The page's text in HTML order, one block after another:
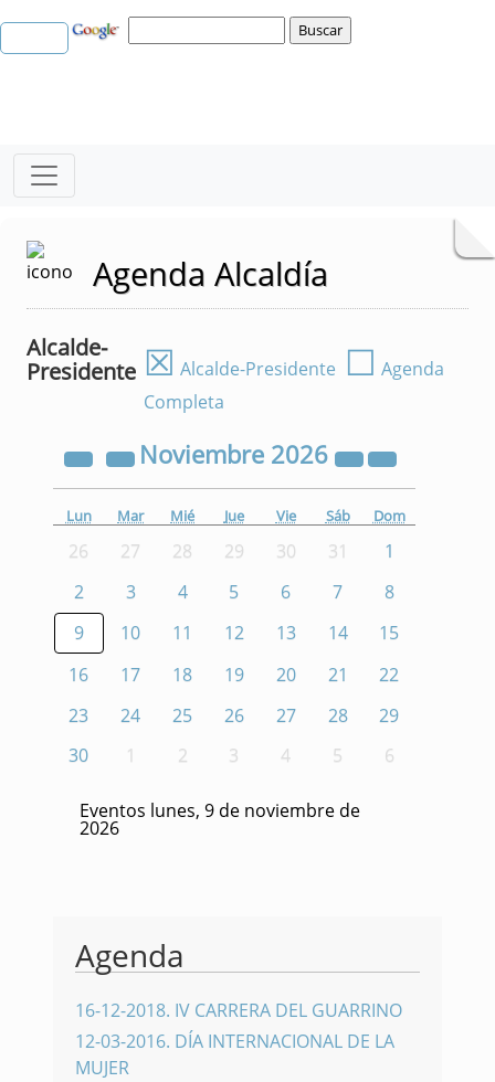
Agenda Alcaldía
Alcalde-
Presidente ☒ Alcalde-Presidente ☐ Agenda
Completa
Noviembre 2026
Lun Mar Mié Jue Vie Sáb Dom
26 27 28 29 30 31
1
2
3 4 5 6 7
8
9
10 11 12 13 14
15
16
17 18 19 20 21
22
23
24 25 26 27 28
29
30
1 2 3 4 5 6
Eventos lunes, 9 de noviembre de
2026
Agenda
16-12-2018. IV CARRERA DEL GUARRINO
12-03-2016. DÍA INTERNACIONAL DE LA
MUJER